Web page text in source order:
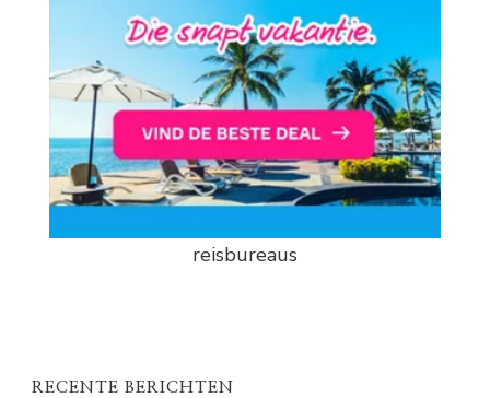
reisbureaus
RECENTE BERICHTEN